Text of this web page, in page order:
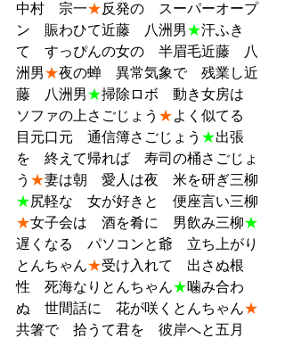
中村　宗一★反発の　スーパーオープ
ン　賑わひて近藤　八洲男★汗ふき
て　すっぴんの女の　半眉毛近藤　八
洲男★夜の蝉　異常気象で　残業し近
藤　八洲男★掃除ロボ　動き女房は
ソファの上さごじょう ★よく似てる
目元口元　通信簿さごじょう ★出張
を　終えて帰れば　寿司の桶さごじょ
う ★妻は朝　愛人は夜　米を研ぎ三柳
★尻軽な　女が好きと　便座言い三柳
★女子会は　酒を肴に　男飲み三柳★
遅くなる　パソコンと爺　立ち上がり
とんちゃん★受け入れて　出さぬ根
性　死海なりとんちゃん★噛み合わ
ぬ　世間話に　花が咲くとんちゃん★
共箸で　拾うて君を　彼岸へと五月